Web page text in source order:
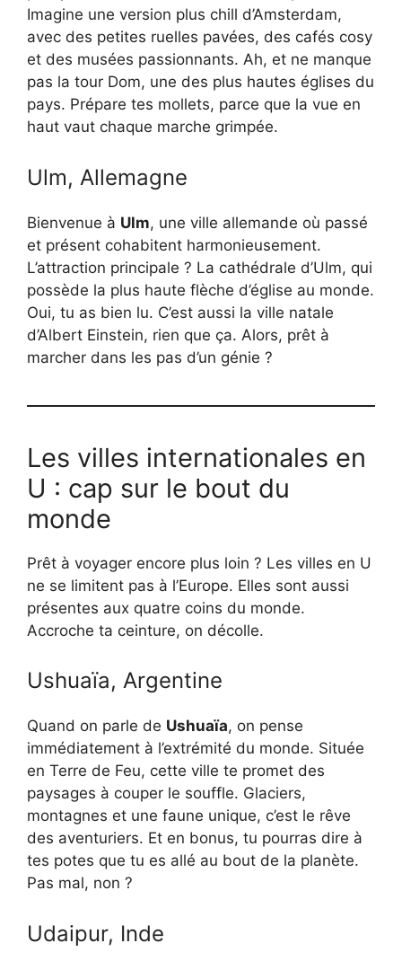
Imagine une version plus chill d’Amsterdam,
avec des petites ruelles pavées, des cafés cosy
et des musées passionnants. Ah, et ne manque
pas la tour Dom, une des plus hautes églises du
pays. Prépare tes mollets, parce que la vue en
haut vaut chaque marche grimpée.
Ulm, Allemagne
Bienvenue à Ulm, une ville allemande où passé
et présent cohabitent harmonieusement.
L’attraction principale ? La cathédrale d’Ulm, qui
possède la plus haute flèche d’église au monde.
Oui, tu as bien lu. C’est aussi la ville natale
d’Albert Einstein, rien que ça. Alors, prêt à
marcher dans les pas d’un génie ?
Les villes internationales en
U : cap sur le bout du
monde
Prêt à voyager encore plus loin ? Les villes en U
ne se limitent pas à l’Europe. Elles sont aussi
présentes aux quatre coins du monde.
Accroche ta ceinture, on décolle.
Ushuaïa, Argentine
Quand on parle de Ushuaïa, on pense
immédiatement à l’extrémité du monde. Située
en Terre de Feu, cette ville te promet des
paysages à couper le souffle. Glaciers,
montagnes et une faune unique, c’est le rêve
des aventuriers. Et en bonus, tu pourras dire à
tes potes que tu es allé au bout de la planète.
Pas mal, non ?
Udaipur, Inde